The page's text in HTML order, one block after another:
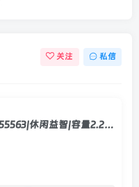
关注 私信
打包人生/Packing Life Build.22055563|休闲益智|容量2.2GB|官方中文版